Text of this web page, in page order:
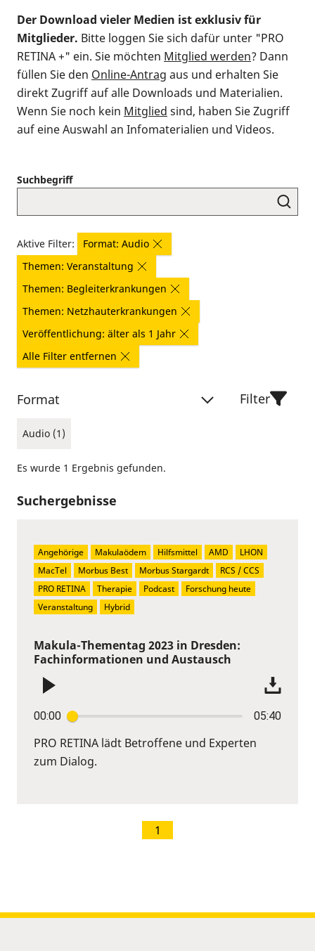
Der Download vieler Medien ist exklusiv für
Mitglieder. Bitte loggen Sie sich dafür unter "PRO
RETINA +" ein. Sie möchten Mitglied werden? Dann
füllen Sie den Online-Antrag aus und erhalten Sie
direkt Zugriff auf alle Downloads und Materialien.
Wenn Sie noch kein Mitglied sind, haben Sie Zugriff
auf eine Auswahl an Infomaterialien und Videos.
Suchbegriff
Aktive Filter:
Format: Audio
Themen: Veranstaltung
Themen: Begleiterkrankungen
Themen: Netzhauterkrankungen
Veröffentlichung: älter als 1 Jahr
Alle Filter entfernen
Format
Audio (1)
Filter
Es wurde 1 Ergebnis gefunden.
Suchergebnisse
Makula-Thementag 2023 in Dresden:
Fachinformationen und Austausch
00:00 05:40
PRO RETINA lädt Betroffene und Experten
zum Dialog.
Angehörige Makulaödem Hilfsmittel AMD
LHON
MacTel
Morbus Best Morbus Stargardt
RCS / CCS
PRO RETINA
Therapie Podcast
Forschung heute
Veranstaltung
Hybrid
1